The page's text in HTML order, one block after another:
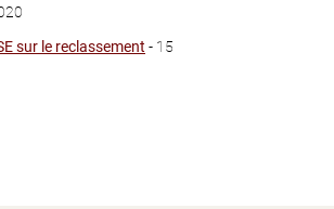
sur le reclassement - 15